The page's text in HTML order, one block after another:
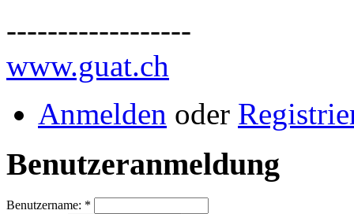
------------------
www.guat.ch
Anmelden oder
Benutzeranmeldung
Benutzername: *